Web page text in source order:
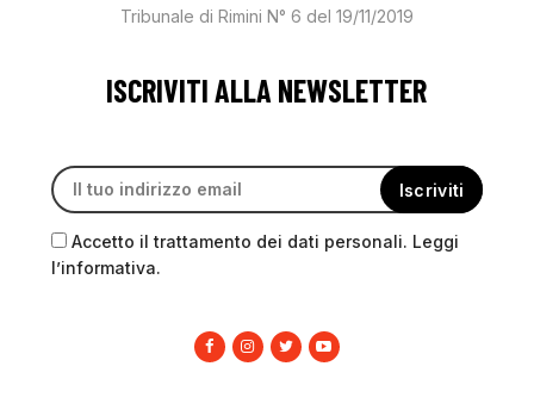
Tribunale di Rimini N° 6 del 19/11/2019
ISCRIVITI ALLA NEWSLETTER
Accetto il trattamento dei dati personali. Leggi
l’informativa.